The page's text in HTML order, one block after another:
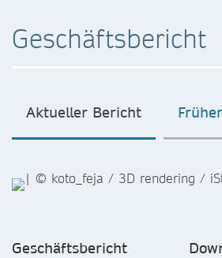
Geschäftsbericht
Aktueller Bericht
Geschäftsbericht